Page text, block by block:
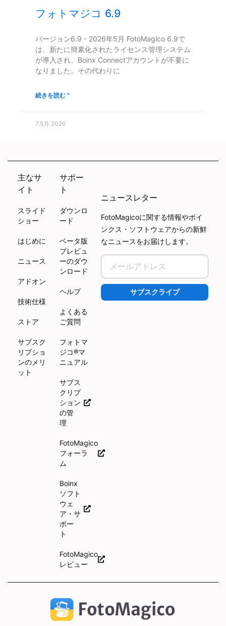
フォトマジコ 6.9
バージョン6.9 - 2026年5月 FotoMagico 6.9で
は、新たに簡素化されたライセンス管理システム
が導入され、Boinx Connectアカウントが不要に
なりました。その代わりに
続きを読む "
7.5月 2026
主なサ
イト
スライド
ショー
はじめに
ニュース
アドオン
技術仕様
ストア
サブスク
リプショ
ンのメリ
ット
サポー
ト
ダウンロ
ード
ベータ版
プレビュ
ーのダウ
ンロード
ヘルプ
よくある
ご質問
フォトマ
ジコ®マ
ニュアル
サブス
クリプ
ション
の管
理
FotoMagico
フォーラ
ム
Boinx
ソフト
ウェ
ア・サ
ポー
ト
FotoMagico
レビュー
ニュースレター
FotoMagicoに関する情報やボイ
ンクス・ソフトウェアからの新鮮
なニュースをお届けします。
サブスクライブ